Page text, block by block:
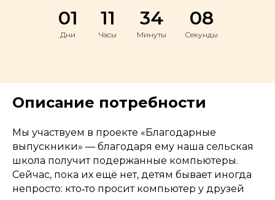
01
Дни
11
Часы
34
Минуты
08
Секунды
Описание потребности
Мы участвуем в проекте «Благодарные
выпускники» — благодаря ему наша сельская
школа получит подержанные компьютеры.
Сейчас, пока их ещё нет, детям бывает иногда
непросто: кто‑то просит компьютер у друзей